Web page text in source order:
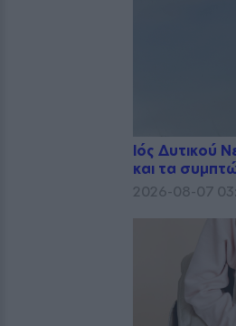
Ιός Δυτικού
και τα
2026-08-07